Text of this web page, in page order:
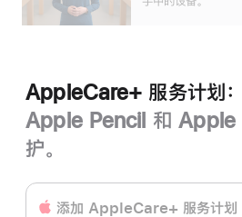
AppleCare+ 服务计划：
Apple Pencil 和 Apple
护。
添加 AppleCare+ 服务计‍划